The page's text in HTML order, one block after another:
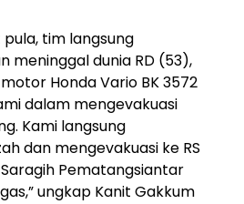
tim langsung
meninggal dunia RD (53),
Honda Vario BK 3572
dalam mengevakuasi
Kami langsung
dan mengevakuasi ke RS
Pematangsiantar
ungkap Kanit Gakkum